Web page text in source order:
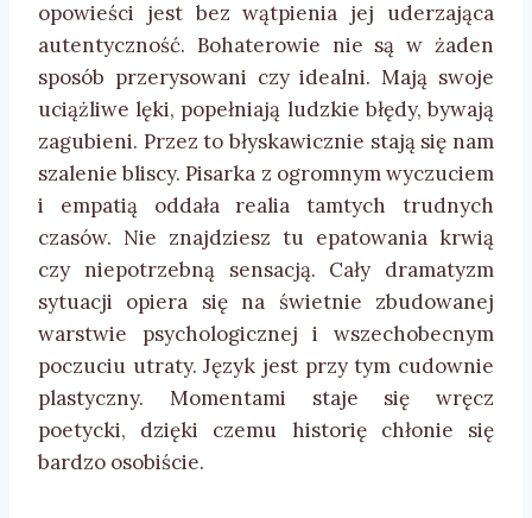
opowieści jest bez wątpienia jej uderzająca
autentyczność. Bohaterowie nie są w żaden
sposób przerysowani czy idealni. Mają swoje
uciążliwe lęki, popełniają ludzkie błędy, bywają
zagubieni. Przez to błyskawicznie stają się nam
szalenie bliscy. Pisarka z ogromnym wyczuciem
i empatią oddała realia tamtych trudnych
czasów. Nie znajdziesz tu epatowania krwią
czy niepotrzebną sensacją. Cały dramatyzm
sytuacji opiera się na świetnie zbudowanej
warstwie psychologicznej i wszechobecnym
poczuciu utraty. Język jest przy tym cudownie
plastyczny. Momentami staje się wręcz
poetycki, dzięki czemu historię chłonie się
bardzo osobiście.